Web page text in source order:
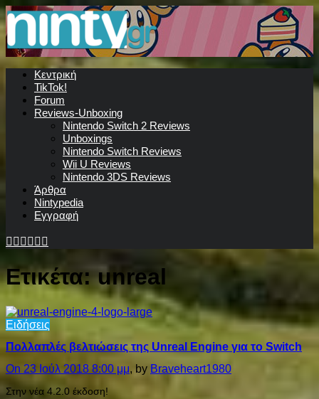
Κεντρική
TikTok!
Forum
Reviews-Unboxing
Nintendo Switch 2 Reviews
Unboxings
Nintendo Switch Reviews
Wii U Reviews
Nintendo 3DS Reviews
Άρθρα
Nintypedia
Εγγραφή
Ετικέτα:unreal
Ειδήσεις
Πολλαπλές βελτιώσεις της Unreal Engine για το Switch
On 23 Ιούλ 2018 8:00 μμ, by Braveheart1980
Στην νέα 4.2.0 έκδοση!